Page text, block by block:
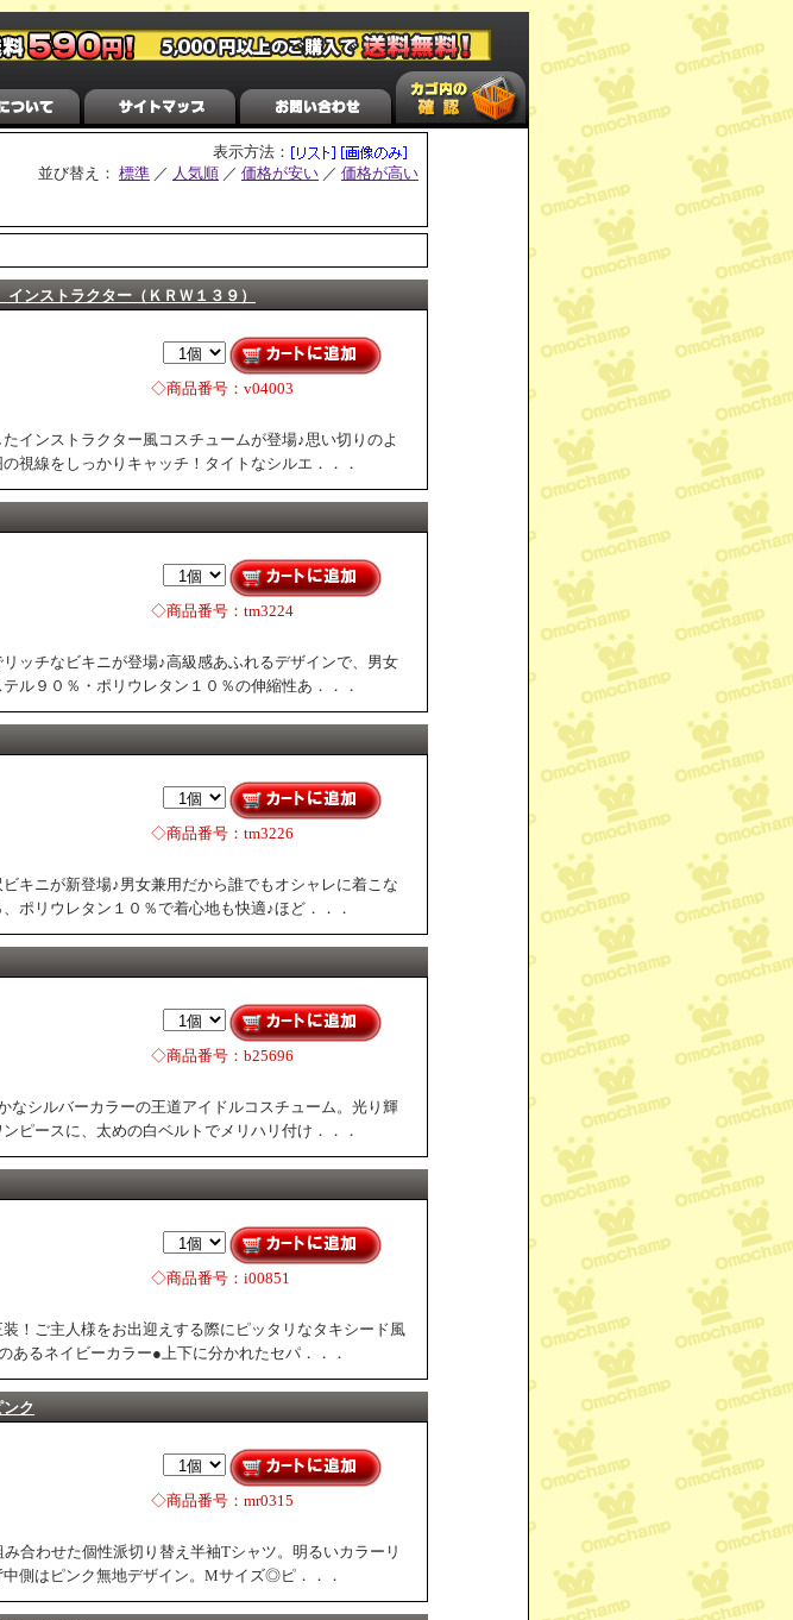
表示方法：
並び替え： 標準 ／ 人気順 ／ 価格が安い ／ 価格が高い
ストラクター（ＫＲＷ１３９）
◇商品番号：v04003
インストラクター風コスチュームが登場♪思い切りのよ
視線をしっかりキャッチ！タイトなシルエ．．．
◇商品番号：tm3224
ッチなビキニが登場♪高級感あふれるデザインで、男女
ル９０％・ポリウレタン１０％の伸縮性あ．．．
◇商品番号：tm3226
キニが新登場♪男女兼用だから誰でもオシャレに着こな
ポリウレタン１０％で着心地も快適♪ほど．．．
◇商品番号：b25696
なシルバーカラーの王道アイドルコスチューム。光り輝
ピースに、太めの白ベルトでメリハリ付け．．．
◇商品番号：i00851
！ご主人様をお出迎えする際にピッタリなタキシード風
あるネイビーカラー●上下に分かれたセパ．．．
ク
◇商品番号：mr0315
合わせた個性派切り替え半袖Tシャツ。明るいカラーリ
側はピンク無地デザイン。Mサイズ◎ピ．．．